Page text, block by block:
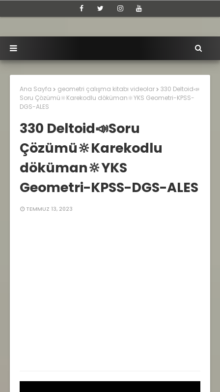
Ana Sayfa geometri çalışma kitabı videolar
330 Deltoid📣
Soru Çözümü🔆Karekodlu döküman🔆YKS Geometri-KPSS-
DGS-ALES
330 Deltoid📣Soru
Çözümü🔆Karekodlu
döküman🔆YKS
Geometri-KPSS-DGS-ALES
TEMMUZ 13, 2023